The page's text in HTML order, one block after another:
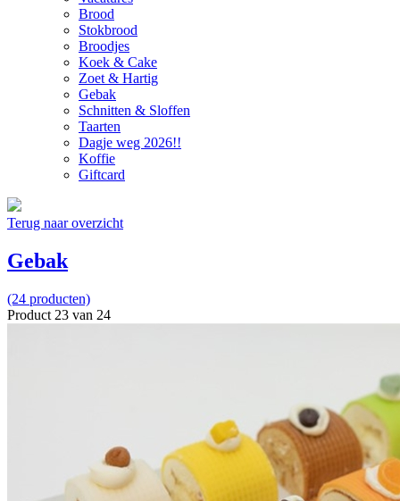
Brood
Stokbrood
Broodjes
Koek & Cake
Zoet & Hartig
Gebak
Schnitten & Sloffen
Taarten
Dagje weg 2026!!
Koffie
Giftcard
Terug naar overzicht
Gebak
(24 producten)
Product 23 van 24